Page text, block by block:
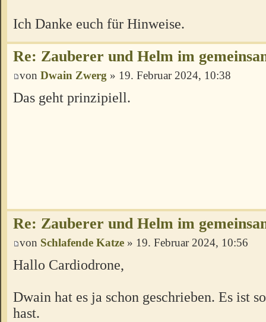
Ich Danke euch für Hinweise.
Re: Zauberer und Helm im
von Dwain Zwerg » 19. Februar 2024, 10:38
Das geht prinzipiell.
Re: Zauberer und Helm im
von Schlafende Katze » 19. Februar 2024, 10:56
Hallo Cardiodrone,
Dwain hat es ja schon geschrieben. Es ist
hast.